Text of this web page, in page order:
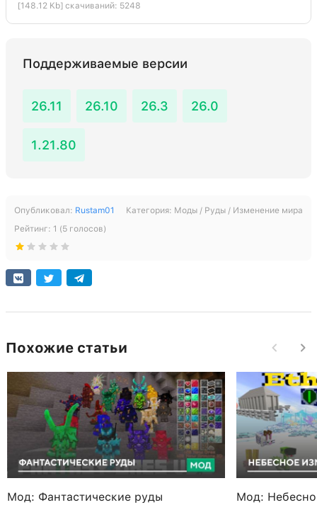
[148.12 Kb] скачиваний: 5248
Поддерживаемые версии
26.11 26.10 26.3 26.0
1.21.80
Опубликовал: Rustam01 Категория: Моды / Руды / Изменение мира
Рейтинг: 1 (5 голосов)
Похожие статьи
Мод: Фантастические руды Мод: